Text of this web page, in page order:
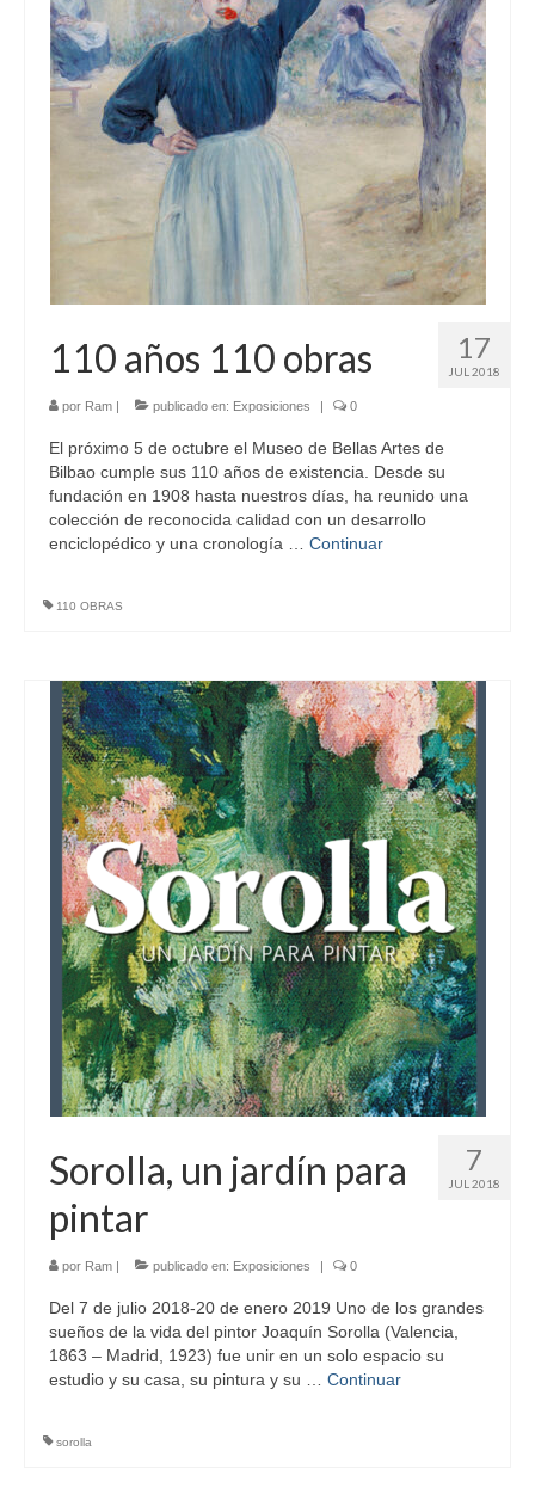
17
JUL 2018
110 años 110 obras
por Ram | publicado en: Exposiciones | 0
El próximo 5 de octubre el Museo de Bellas Artes de
Bilbao cumple sus 110 años de existencia. Desde su
fundación en 1908 hasta nuestros días, ha reunido una
colección de reconocida calidad con un desarrollo
enciclopédico y una cronología … Continuar
110 OBRAS
7
JUL 2018
Sorolla, un jardín para
pintar
por Ram | publicado en: Exposiciones | 0
Del 7 de julio 2018-20 de enero 2019 Uno de los grandes
sueños de la vida del pintor Joaquín Sorolla (Valencia,
1863 – Madrid, 1923) fue unir en un solo espacio su
estudio y su casa, su pintura y su … Continuar
sorolla